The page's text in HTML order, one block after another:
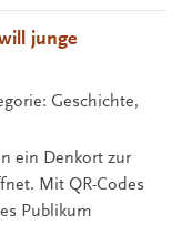
junge
Geschichte,
ein Denkort zur
Mit QR-Codes
Publikum